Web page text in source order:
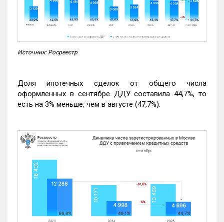
Источник: Росреестр
Доля ипотечных сделок от общего числа
оформленных в сентябре ДДУ составила 44,7%, то
есть на 3% меньше, чем в августе (47,7%).